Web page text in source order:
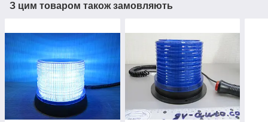
З цим товаром також замовляють